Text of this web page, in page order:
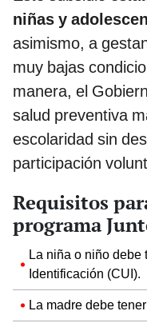
niñas y
asimismo, a
muy bajas
manera, el
salud preventiva
escolaridad sin
participación
Requisitos
programa
La niña o niño debe
Identificación (CUI).
La madre debe